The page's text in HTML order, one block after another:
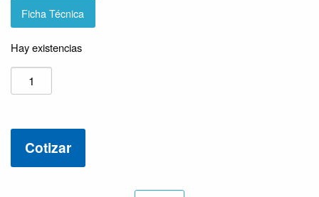
Ficha Técnica
Hay existencias
VALVULA
MARIPOSA
CON
ACTUADOR
TOTAL
Cotizar